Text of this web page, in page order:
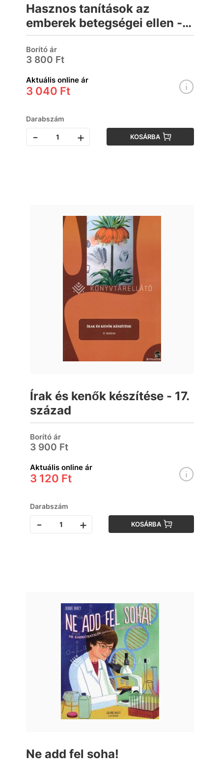
Hasznos tanítások az
emberek betegségei ellen -
18. század vége
Borító ár
3 800 Ft
Aktuális online ár
3 040 Ft
Darabszám
- + KOSÁRBA
Írak és kenők készítése - 17.
század
Borító ár
3 900 Ft
Aktuális online ár
3 120 Ft
Darabszám
- + KOSÁRBA
Ne add fel soha!